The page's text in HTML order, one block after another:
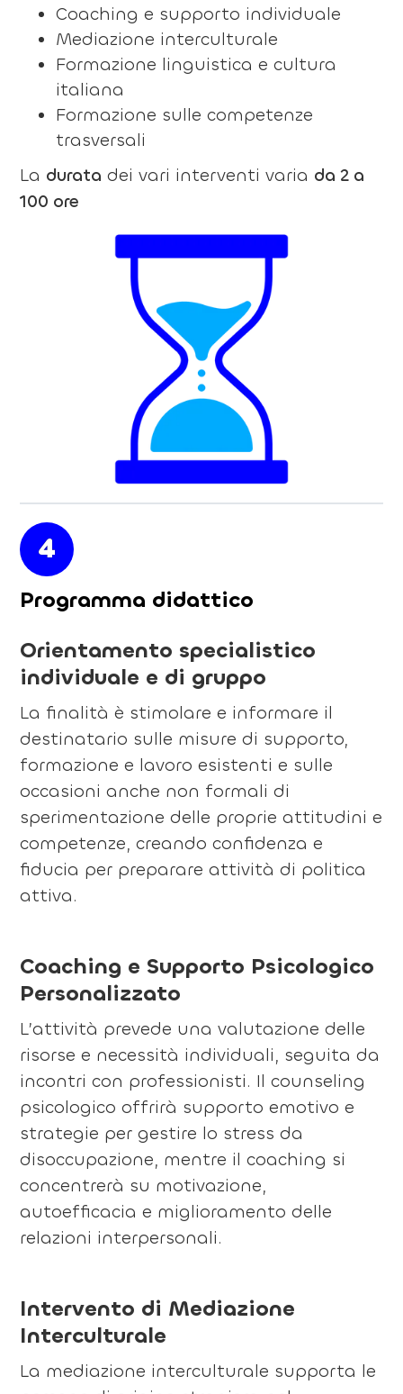
Coaching e supporto individuale
Mediazione interculturale
Formazione linguistica e cultura
italiana
Formazione sulle competenze
trasversali
La durata dei vari interventi varia da 2 a
100 ore
4
Programma didattico
Orientamento specialistico
individuale e di gruppo
La finalità è stimolare e informare il
destinatario sulle misure di supporto,
formazione e lavoro esistenti e sulle
occasioni anche non formali di
sperimentazione delle proprie attitudini e
competenze, creando confidenza e
fiducia per preparare attività di politica
attiva.
Coaching e Supporto Psicologico
Personalizzato
L’attività prevede una valutazione delle
risorse e necessità individuali, seguita da
incontri con professionisti. Il counseling
psicologico offrirà supporto emotivo e
strategie per gestire lo stress da
disoccupazione, mentre il coaching si
concentrerà su motivazione,
autoefficacia e miglioramento delle
relazioni interpersonali.
Intervento di Mediazione
Interculturale
La mediazione interculturale supporta le